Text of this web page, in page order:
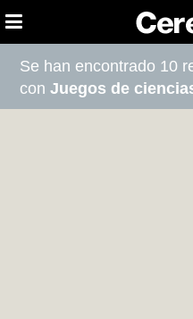
Se han encontrado 10
conJuegos de